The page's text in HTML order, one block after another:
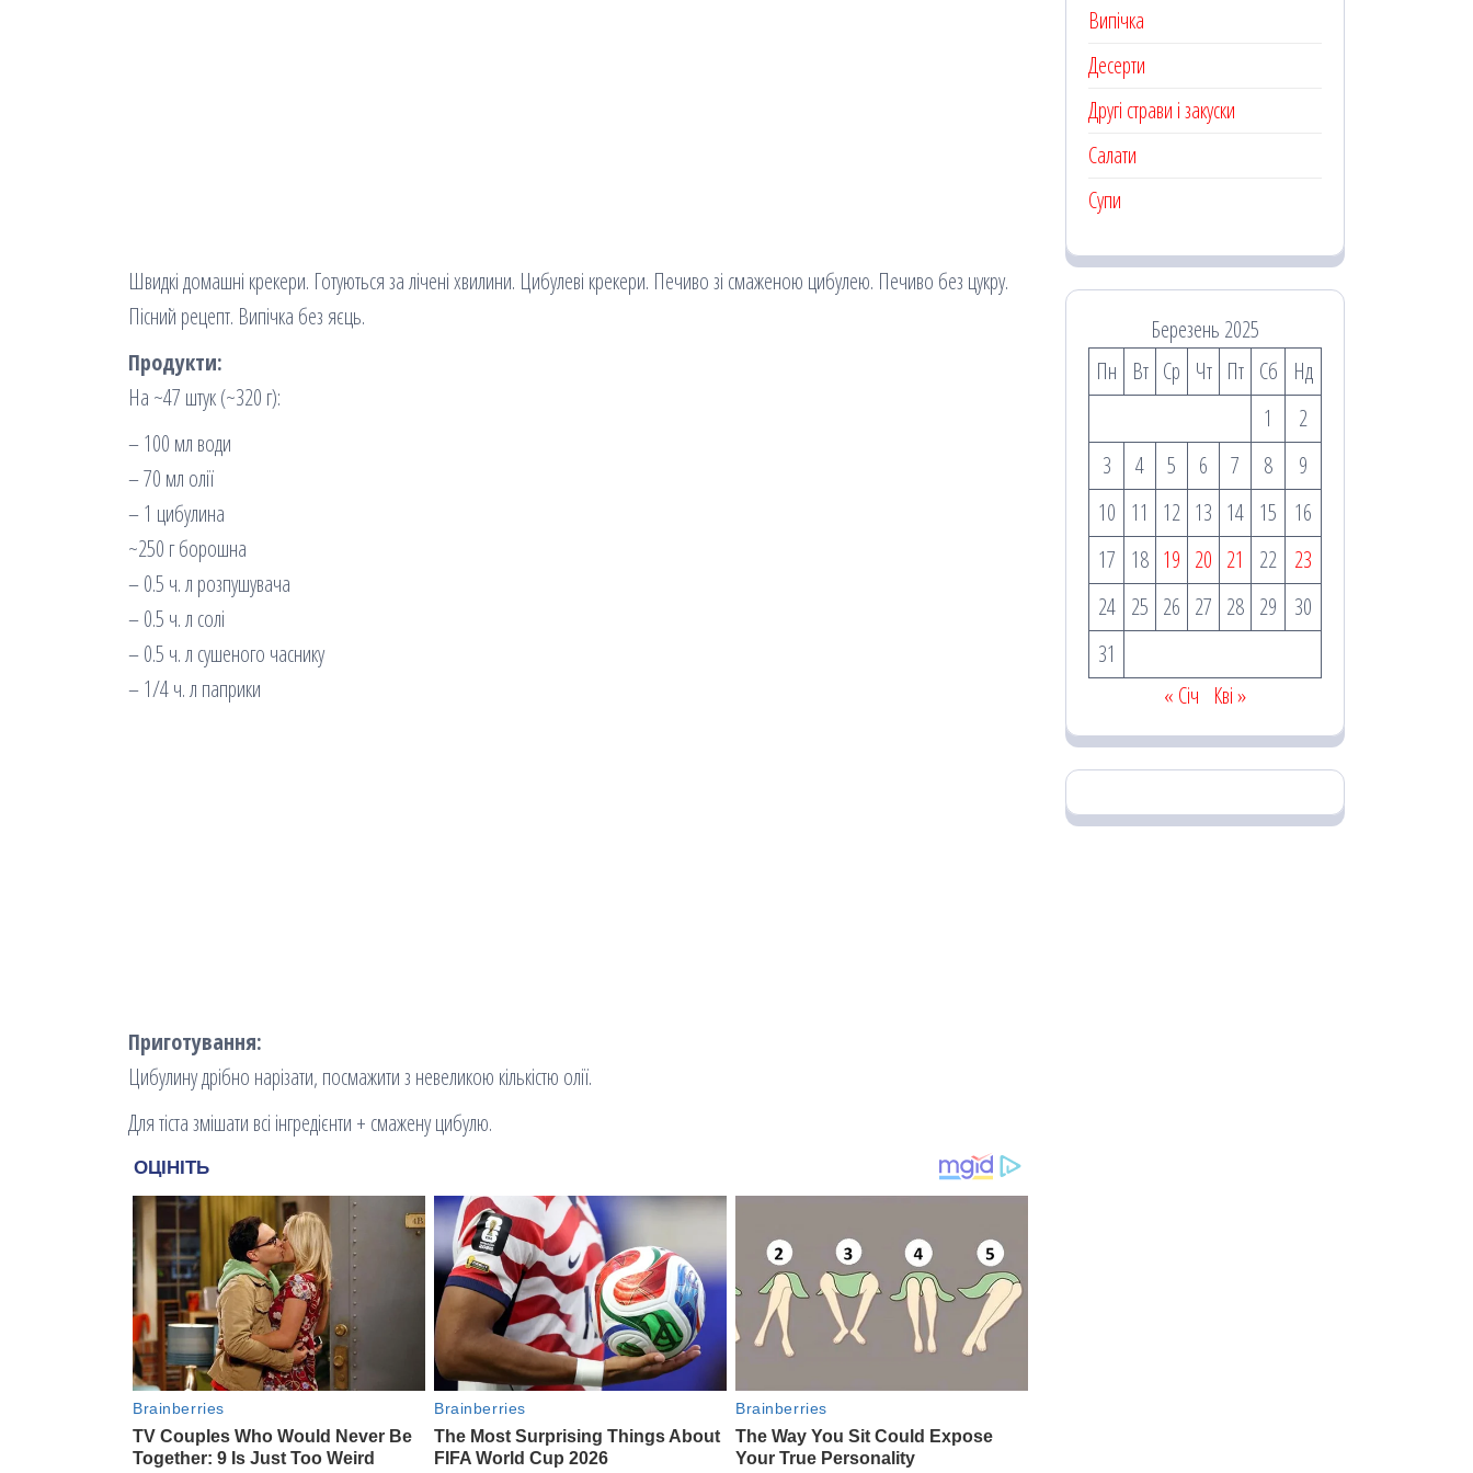
Швидкі домашні крекери. Готуються за лічені хвилини. Цибулеві крекери. Печиво зі смаженою цибулею. Печиво без цукру.
Пісний рецепт. Випічка без яєць.
Продукти:
На ~47 штук (~320 г):
– 100 мл води
– 70 мл олії
– 1 цибулина
~250 г борошна
– 0.5 ч. л розпушувача
– 0.5 ч. л солі
– 0.5 ч. л сушеного часнику
– 1/4 ч. л паприки
Приготування:
Цибулину дрібно нарізати, посмажити з невеликою кількістю олії.
Для тіста змішати всі інгредієнти + смажену цибулю.
Випічка
Десерти
Другі страви і закуски
Салати
Супи
Березень 2025
Пн
Вт Ср Чт Пт Сб
Нд
1
2
3
4 5 6 7 8
9
10 11 12 13 14 15
16
17 18 19 20 21 22
23
24 25 26 27 28 29
30
31
« Січ Кві »